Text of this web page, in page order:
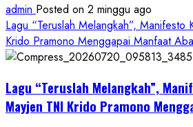
admin Posted on 2 minggu ago
Lagu “Teruslah Melangkah”, Manifesto
Krido Pramono Menggapai Manfaat
Lagu “Teruslah Melangkah”,
Mayjen TNI Krido Pramono